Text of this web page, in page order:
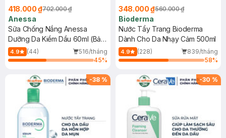
418.000 ₫702.000 ₫
Anessa
Sữa Chống Nắng Anessa
Dưỡng Da Kiềm Dầu 60ml (Bản
Mới)
4.9 (44)
516/tháng
45%
348.000 ₫560.000 ₫
Bioderma
Nước Tẩy Trang Bioderma
Dành Cho Da Nhạy Cảm 500ml
4.9 (228)
839/tháng
58%
-38 % -30 %